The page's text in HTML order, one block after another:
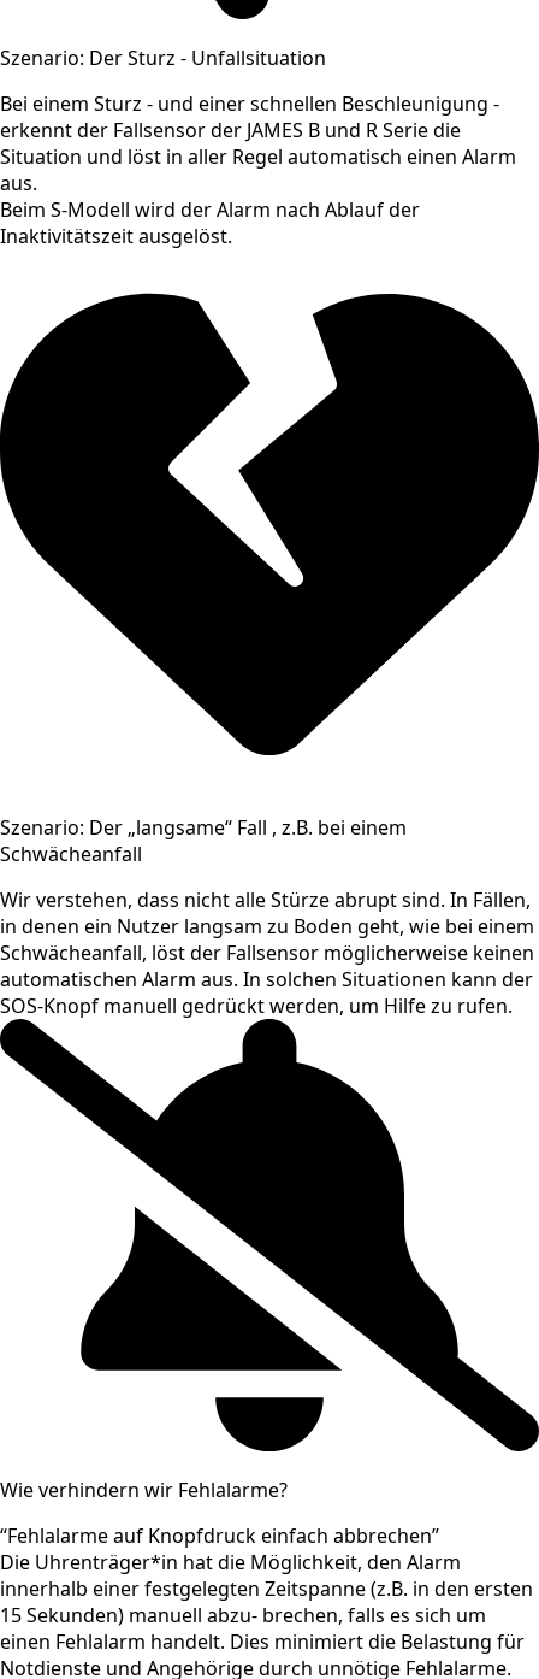
Szenario: Der Sturz - Unfallsituation
Bei einem Sturz - und einer schnellen Beschleunigung -
erkennt der Fallsensor der JAMES B und R Serie die
Situation und löst in aller Regel automatisch einen Alarm
aus.
Beim S-Modell wird der Alarm nach Ablauf der
Inaktivitätszeit ausgelöst.
Szenario: Der „langsame“ Fall , z.B. bei einem
Schwächeanfall
Wir verstehen, dass nicht alle Stürze abrupt sind. In Fällen,
in denen ein Nutzer langsam zu Boden geht, wie bei einem
Schwächeanfall, löst der Fallsensor möglicherweise keinen
automatischen Alarm aus. In solchen Situationen kann der
SOS-Knopf manuell gedrückt werden, um Hilfe zu rufen.
Wie verhindern wir Fehlalarme?
“Fehlalarme auf Knopfdruck einfach abbrechen”
Die Uhrenträger*in hat die Möglichkeit, den Alarm
innerhalb einer festgelegten Zeitspanne (z.B. in den ersten
15 Sekunden) manuell abzu- brechen, falls es sich um
einen Fehlalarm handelt. Dies minimiert die Belastung für
Notdienste und Angehörige durch unnötige Fehlalarme.